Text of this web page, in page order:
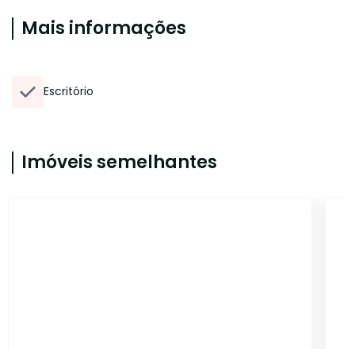
Mais informações
Escritório
Imóveis semelhantes